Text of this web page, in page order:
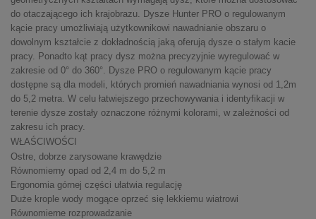
do otaczającego ich krajobrazu. Dysze Hunter PRO o regulowanym
kącie pracy umożliwiają użytkownikowi nawadnianie obszaru o
dowolnym kształcie z dokładnością jaką oferują dysze o stałym kacie
pracy. Ponadto kąt pracy dysz można precyzyjnie wyregulować w
zakresie od 0° do 360°. Dysze PRO o regulowanym kącie pracy
dostępne są dla modeli, których promień nawadniania wynosi od 1,2m
do 5,2 metra. W celu łatwiejszego przechowywania i identyfikacji w
terenie dysze zostały oznaczone różnymi kolorami, w zależności od
zakresu ich pracy.
WŁAŚCIWOŚCI
Ostre, dobrze zarysowane krawędzie
Równomierny opad od 2,4 m do 5,2 m
Ergonomia górnej części ułatwia regulację
Duże krople wody mogące oprzeć się lekkiemu wiatrowi
Równomierne rozprowadzanie